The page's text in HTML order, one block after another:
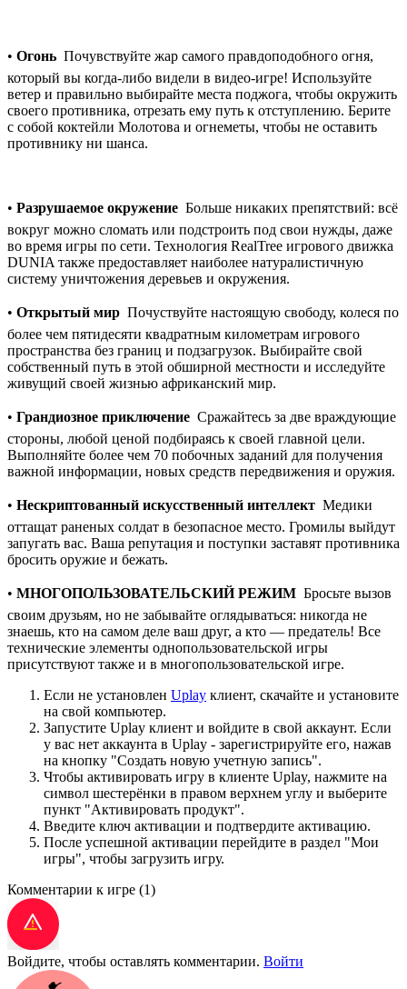
• Огонь  Почувствуйте жар самого правдоподобного огня,
который вы когда-либо видели в видео-игре! Используйте
ветер и правильно выбирайте места поджога, чтобы окружить
своего противника, отрезать ему путь к отступлению. Берите
с собой коктейли Молотова и огнеметы, чтобы не оставить
противнику ни шанса.
• Разрушаемое окружение  Больше никаких препятствий: всё
вокруг можно сломать или подстроить под свои нужды, даже
во время игры по сети. Технология RealTree игрового движка
DUNIA также предоставляет наиболее натуралистичную
систему уничтожения деревьев и окружения.
• Открытый мир  Почуствуйте настоящую свободу, колеся по
более чем пятидесяти квадратным километрам игрового
пространства без границ и подзагрузок. Выбирайте свой
собственный путь в этой обширной местности и исследуйте
живущий своей жизнью африканский мир.
• Грандиозное приключение  Сражайтесь за две враждующие
стороны, любой ценой подбираясь к своей главной цели.
Выполняйте более чем 70 побочных заданий для получения
важной информации, новых средств передвижения и оружия.
• Нескриптованный искусственный интеллект  Медики
оттащат раненых солдат в безопасное место. Громилы выйдут
запугать вас. Ваша репутация и поступки заставят противника
бросить оружие и бежать.
• МНОГОПОЛЬЗОВАТЕЛЬСКИЙ РЕЖИМ  Бросьте вызов
своим друзьям, но не забывайте оглядываться: никогда не
знаешь, кто на самом деле ваш друг, а кто — предатель! Все
технические элементы однопользовательской игры
присутствуют также и в многопользовательской игре.
Если не установлен Uplay клиент, скачайте и установите
на свой компьютер.
Запустите Uplay клиент и войдите в свой аккаунт. Если
у вас нет аккаунта в Uplay - зарегистрируйте его, нажав
на кнопку "Создать новую учетную запись".
Чтобы активировать игру в клиенте Uplay, нажмите на
символ шестерёнки в правом верхнем углу и выберите
пункт "Активировать продукт".
Введите ключ активации и подтвердите активацию.
После успешной активации перейдите в раздел "Мои
игры", чтобы загрузить игру.
Комментарии к игре (1)
Войдите, чтобы оставлять комментарии. Войти